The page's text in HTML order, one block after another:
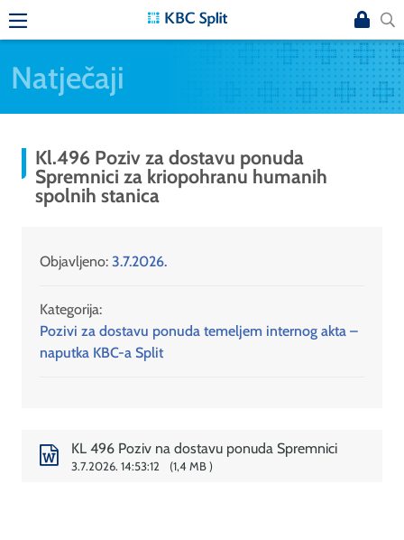
Natječaji
Kl.496 Poziv za dostavu ponuda
Spremnici za kriopohranu humanih
spolnih stanica
Objavljeno: 3.7.2026.
Kategorija:
Pozivi za dostavu ponuda temeljem internog akta –
naputka KBC-a Split
KL 496 Poziv na dostavu ponuda Spremnici
3.7.2026. 14:53:12 1,4 MB